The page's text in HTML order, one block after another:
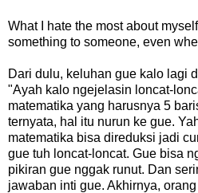
What I hate the most about
something to someone, even
Dari dulu, keluhan gue kalo lagi
"Ayah kalo ngejelasin loncat-
matematika yang harusnya 5
ternyata, hal itu nurun ke gue.
matematika bisa direduksi jadi
gue tuh loncat-loncat. Gue bisa
pikiran gue nggak runut. Dan
jawaban inti gue. Akhirnya,